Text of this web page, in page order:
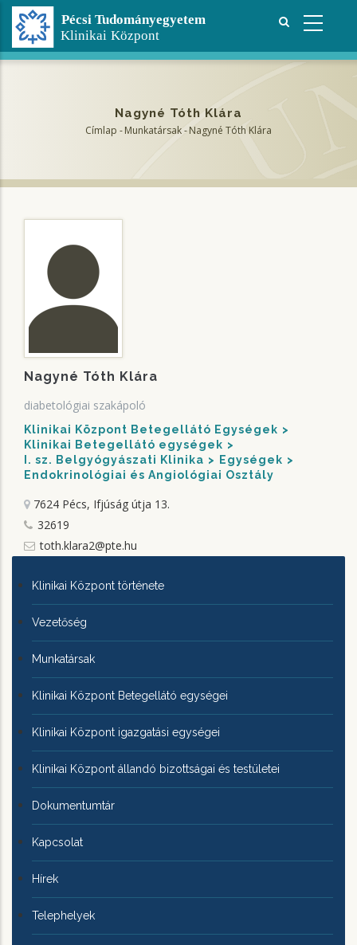
Ugrás
tartalomra
Nagyné Tóth Klára
Címlap -Munkatársak-Nagyné Tóth Klára
Nagyné Tóth Klára
diabetológiai szakápoló
Klinikai Központ Betegellátó Egységek
Klinikai Betegellátó egységek
I. sz. Belgyógyászati Klinika
Egységek
Endokrinológiai és Angiológiai Osztály
7624 Pécs, Ifjúság útja 13.
32619
toth.klara2@pte.hu
KLINIKAI
KÖZPONTRÓL
Klinikai Központ története
Vezetőség
Munkatársak
Klinikai Központ Betegellátó egységei
Klinikai Központ igazgatási egységei
Klinikai Központ állandó bizottságai és testületei
Dokumentumtár
Kapcsolat
Hírek
Telephelyek